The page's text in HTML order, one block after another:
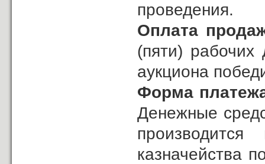
проведения.
Оплата
(пяти) рабочих
аукциона
Форма
Денежные
производится
казначейства